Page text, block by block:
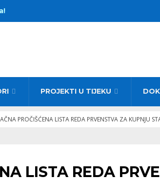
PROJEKTI U TIJEKU
PROČIŠĆENA LISTA REDA PRVENSTVA ZA KUPNJU
LISTA REDA